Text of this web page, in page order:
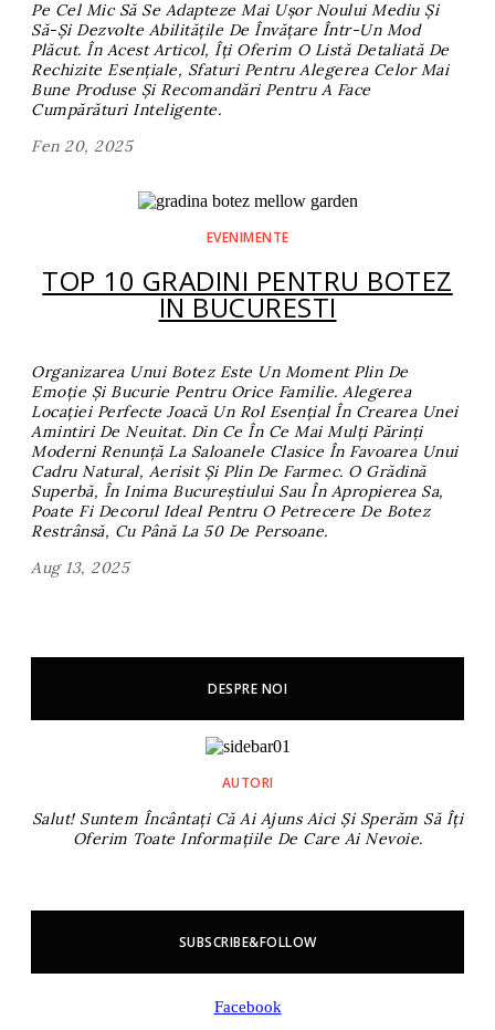
Pe Cel Mic Să Se Adapteze Mai Ușor Noului Mediu Și
Să-Și Dezvolte Abilitățile De Învățare Într-Un Mod
Plăcut. În Acest Articol, Îți Oferim O Listă Detaliată De
Rechizite Esențiale, Sfaturi Pentru Alegerea Celor Mai
Bune Produse Și Recomandări Pentru A Face
Cumpărături Inteligente.
Fen 20, 2025
EVENIMENTE
TOP 10 GRADINI PENTRU BOTEZ
IN BUCURESTI
Organizarea Unui Botez Este Un Moment Plin De
Emoție Și Bucurie Pentru Orice Familie. Alegerea
Locației Perfecte Joacă Un Rol Esențial În Crearea Unei
Amintiri De Neuitat. Din Ce În Ce Mai Mulți Părinți
Moderni Renunță La Saloanele Clasice În Favoarea Unui
Cadru Natural, Aerisit Și Plin De Farmec. O Grădină
Superbă, În Inima Bucureștiului Sau În Apropierea Sa,
Poate Fi Decorul Ideal Pentru O Petrecere De Botez
Restrânsă, Cu Până La 50 De Persoane.
Aug 13, 2025
DESPRE NOI
AUTORI
Salut! Suntem Încântați Că Ai Ajuns Aici Și Sperăm Să Îți
Oferim Toate Informațiile De Care Ai Nevoie.
SUBSCRIBE&FOLLOW
Facebook